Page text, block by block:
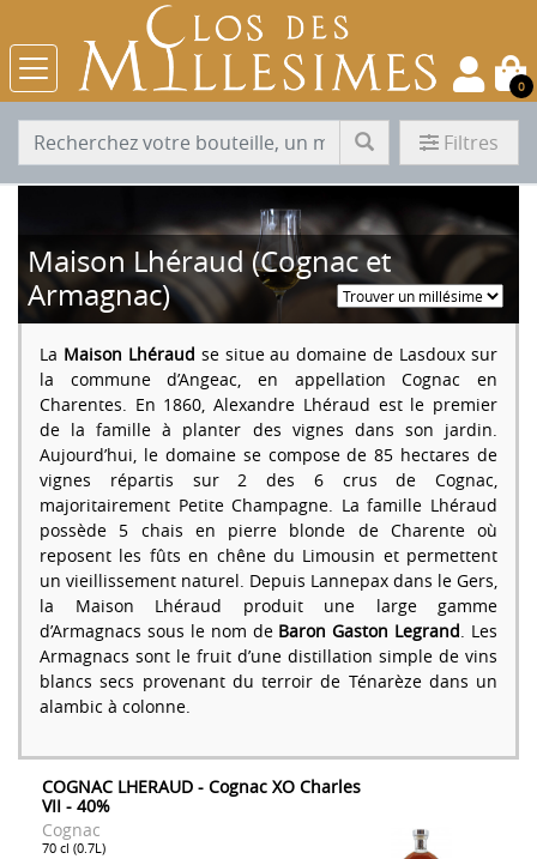
0
Filtres
Maison Lhéraud (Cognac et
Armagnac)
La Maison Lhéraud se situe au domaine de Lasdoux sur
la commune d’Angeac, en appellation Cognac en
Charentes. En 1860, Alexandre Lhéraud est le premier
de la famille à planter des vignes dans son jardin.
Aujourd’hui, le domaine se compose de 85 hectares de
vignes répartis sur 2 des 6 crus de Cognac,
majoritairement Petite Champagne. La famille Lhéraud
possède 5 chais en pierre blonde de Charente où
reposent les fûts en chêne du Limousin et permettent
un vieillissement naturel. Depuis Lannepax dans le Gers,
la Maison Lhéraud produit une large gamme
d’Armagnacs sous le nom de Baron Gaston Legrand. Les
Armagnacs sont le fruit d’une distillation simple de vins
blancs secs provenant du terroir de Ténarèze dans un
alambic à colonne.
COGNAC LHERAUD - Cognac XO Charles
VII - 40%
Cognac
70 cl (0.7L)